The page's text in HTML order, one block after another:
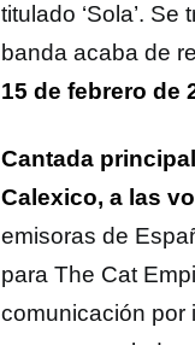
titulado ‘Sola’.
banda acaba de
15 de febrero de
Cantada
Calexico, a las
emisoras de
para The Cat
comunicación por